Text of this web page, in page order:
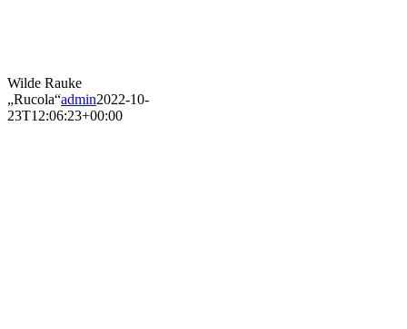
Wilde Rauke
„Rucola“admin2022-10-
23T12:06:23+00:00